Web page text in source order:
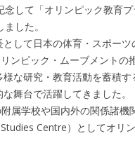
して「オリンピック教育プ
した。
して日本の体育・スポー
ピック・ムーブメントの
な研究・教育活動を蓄積す
舞台で活躍してきました。
属学校や国内外の関係諸機
Centre）としてオリ